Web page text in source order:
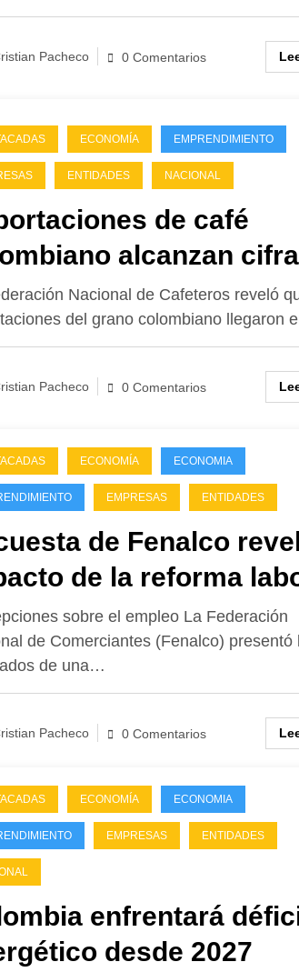
Pacheco 0 Comentarios
ECONOMÍA EMPRENDIMIENTO
ENTIDADES NACIONAL
de café
alcanzan cifra
de 5.400
Nacional de Cafeteros reveló
del grano colombiano llegaron
Pacheco 0 Comentarios
ECONOMÍA ECONOMIA
EMPRESAS ENTIDADES
de Fenalco
de la reforma
comercio
sobre el empleo La Federación
de Comerciantes (Fenalco) presentó
de una…
Pacheco 0 Comentarios
ECONOMÍA ECONOMIA
EMPRESAS ENTIDADES
enfrentará
desde 2027